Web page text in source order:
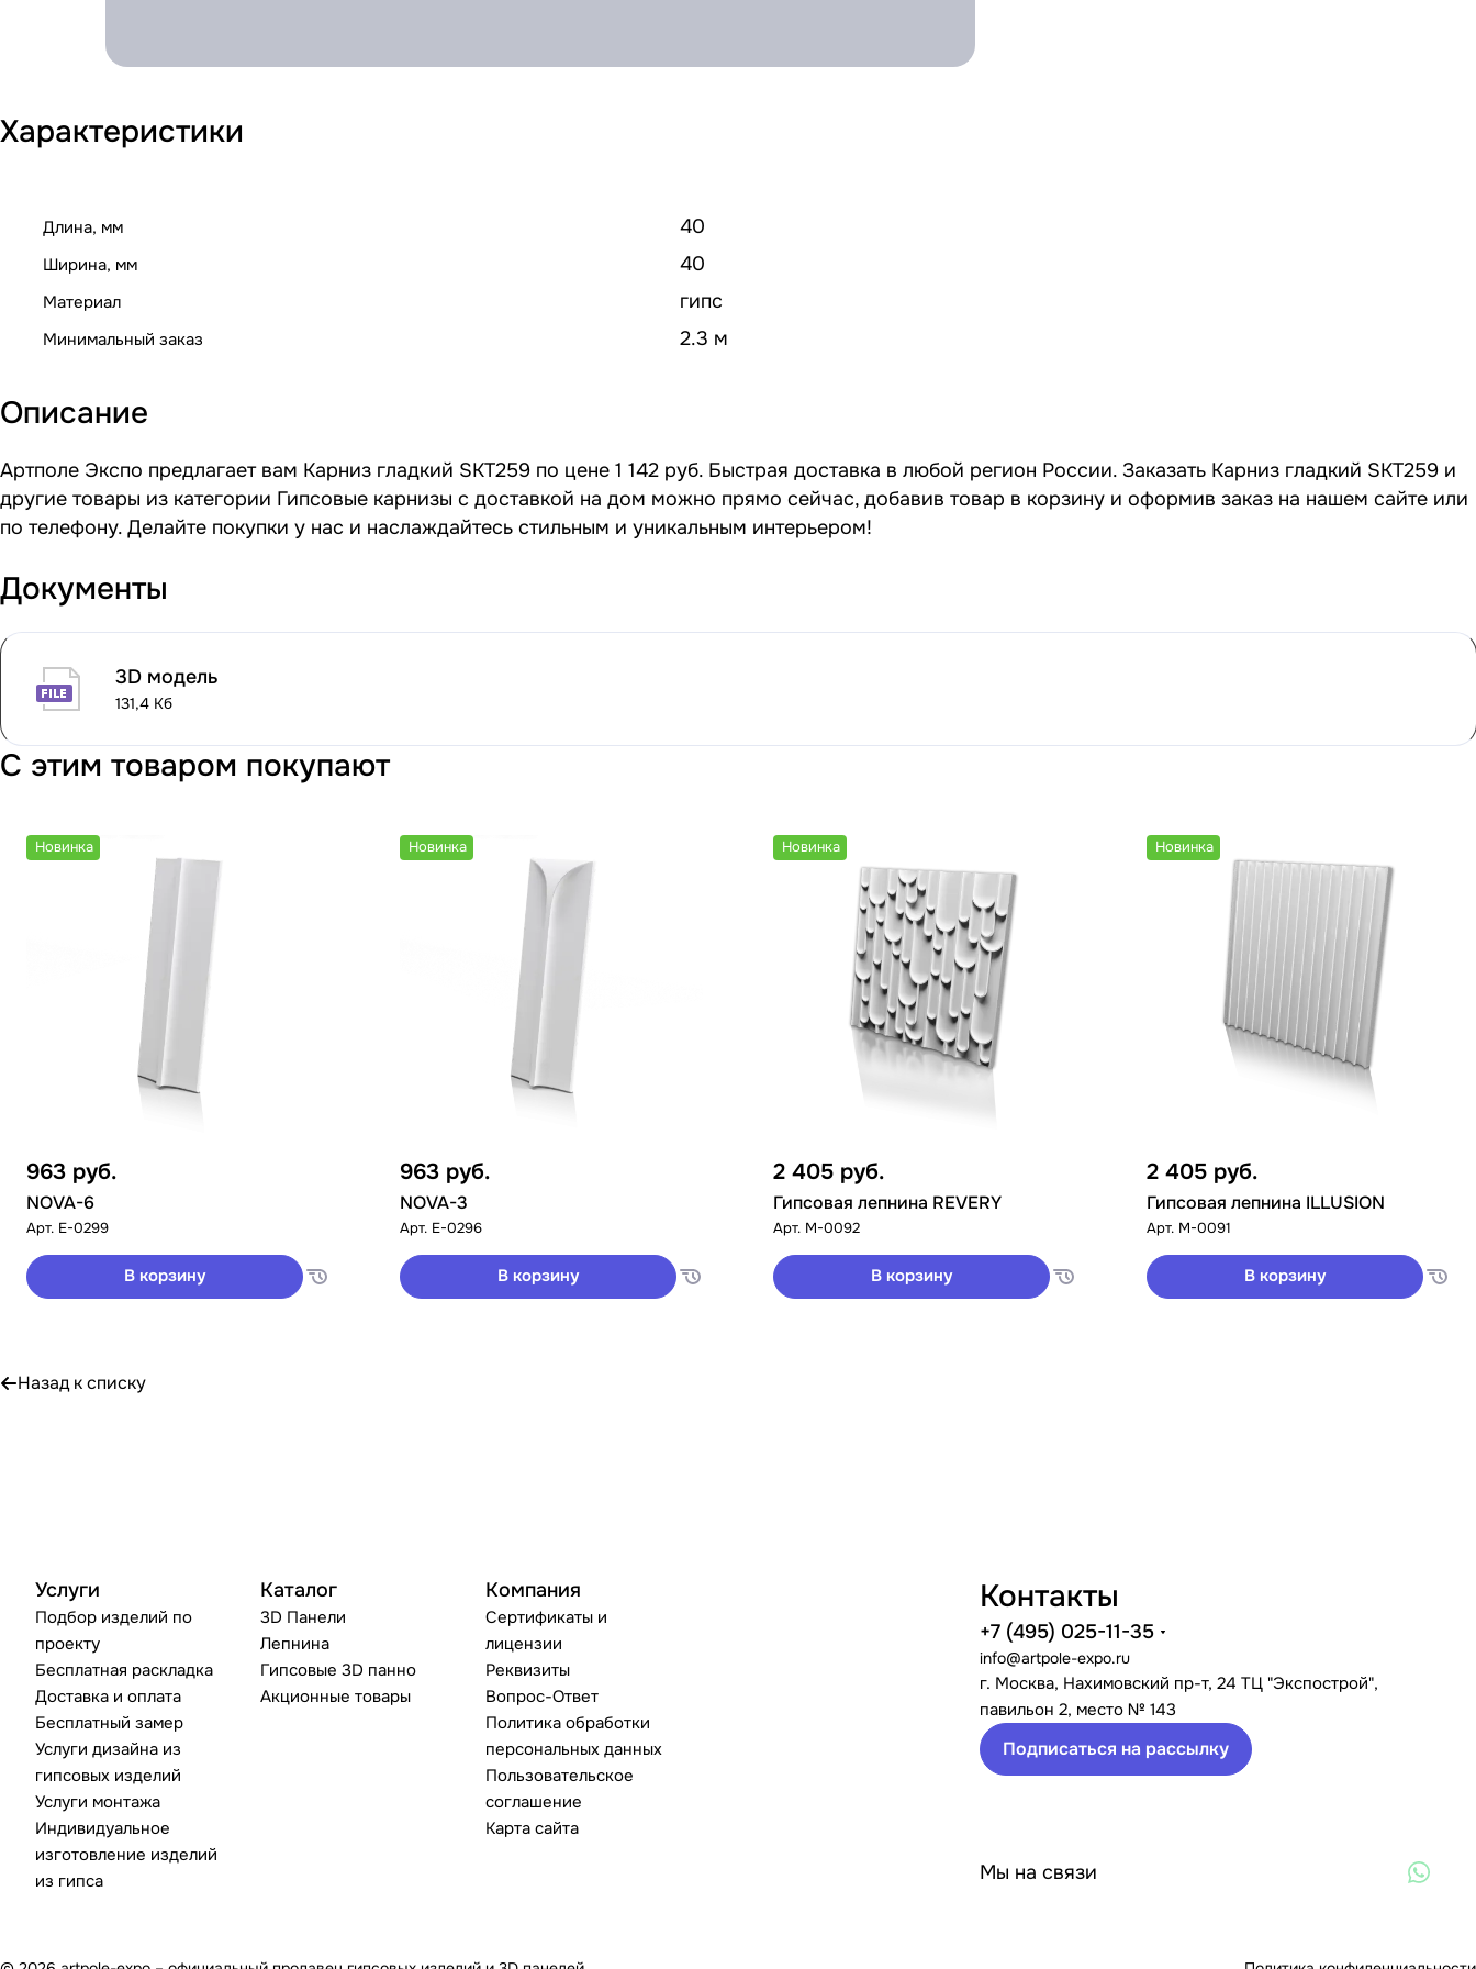
Характеристики
Длина, мм 40
Ширина, мм 40
Материал гипс
Минимальный заказ 2.3 м
Описание
Артполе Экспо предлагает вам Карниз гладкий SKT259 по цене 1 142 руб. Быстрая доставка в любой регион России. Заказать Карниз гладкий SKT259 и
другие товары из категории Гипсовые карнизы с доставкой на дом можно прямо сейчас, добавив товар в корзину и оформив заказ на нашем сайте или
по телефону. Делайте покупки у нас и наслаждайтесь стильным и уникальным интерьером!
Документы
3D модель
131,4 Кб
С этим товаром покупают
Новинка
963 руб.
NOVA-6
Арт. E-0299
В корзину
Новинка
963 руб.
NOVA-3
Арт. E-0296
В корзину
Новинка
2 405 руб.
Гипсовая лепнина REVERY
Арт. M-0092
В корзину
Новинка
2 405 руб.
Гипсовая лепнина ILLUSION
Арт. M-0091
В корзину
Назад к списку
Услуги
Подбор изделий по
проекту
Бесплатная раскладка
Доставка и оплата
Бесплатный замер
Услуги дизайна из
гипсовых изделий
Услуги монтажа
Индивидуальное
изготовление изделий
из гипса
Каталог
3D Панели
Лепнина
Гипсовые 3D панно
Акционные товары
Компания
Сертификаты и
лицензии
Реквизиты
Вопрос-Ответ
Политика обработки
персональных данных
Пользовательское
соглашение
Карта сайта
Контакты
+7 (495) 025-11-35
info@artpole-expo.ru
г. Москва, Нахимовский пр-т, 24 ТЦ "Экспострой",
павильон 2, место № 143
Подписаться на рассылку
Мы на связи